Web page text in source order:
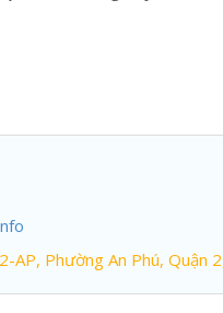
AP, Phường An Phú, Quận